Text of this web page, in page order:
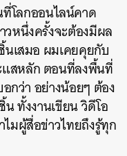
โลกออนไลน์คาด
วหนึ่งครั้งจะต้องมีผล
เสมอ ผมเคยคุยกับ
แสหลัก ตอนที่ลงพื้นที่
กว่า อย่างน้อยๆ ต้อง
ทั้งงานเขียน วิดีโอ
มผู้สื่อข่าวไทยถึงรู้ทุก